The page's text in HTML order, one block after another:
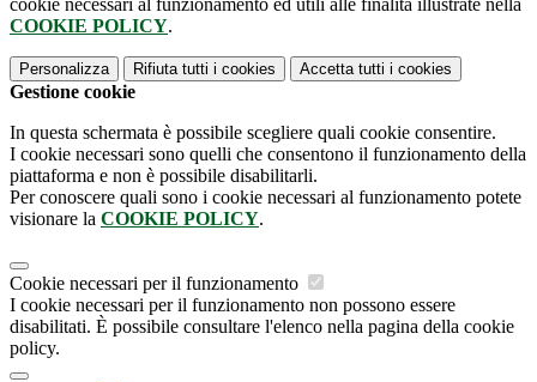
cookie necessari al funzionamento ed utili alle finalità illustrate nella
COOKIE POLICY.
Personalizza Rifiuta tutti i cookies Accetta tutti i cookies
Gestione cookie
In questa schermata è possibile scegliere quali cookie consentire.
I cookie necessari sono quelli che consentono il funzionamento della
piattaforma e non è possibile disabilitarli.
Per conoscere quali sono i cookie necessari al funzionamento potete
visionare la COOKIE POLICY.
Cookie necessari per il funzionamento
I cookie necessari per il funzionamento non possono essere
disabilitati. È possibile consultare l'elenco nella pagina della cookie
policy.